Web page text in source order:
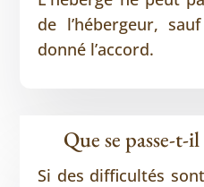
de l’hébergeur,
donné l’accord.
Que se passe-t-
Si des difficultés